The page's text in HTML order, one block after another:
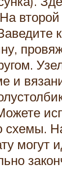
и
схемы.
могут